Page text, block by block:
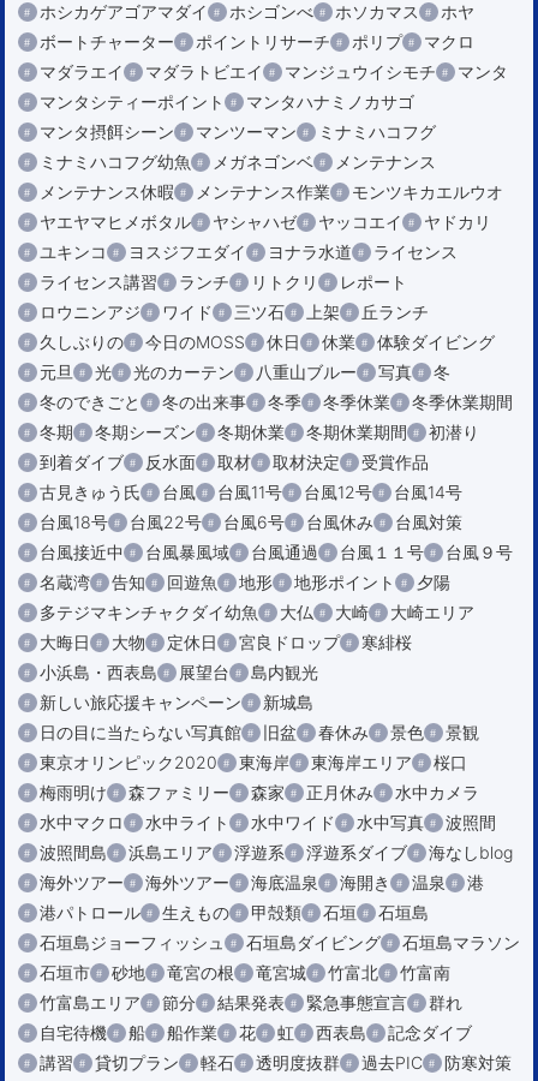
ホシカゲアゴアマダイ
ホシゴンべ ホソカマス
ホヤ
ボートチャーター
ポイントリサーチ ポリプ
マクロ
マダラエイ
マダラトビエイ マンジュウイシモチ
マンタ
マンタシティーポイント
マンタハナミノカサゴ
マンタ摂餌シーン
マンツーマン
ミナミハコフグ
ミナミハコフグ幼魚
メガネゴンベ
メンテナンス
メンテナンス休暇
メンテナンス作業
モンツキカエルウオ
ヤエヤマヒメボタル
ヤシャハゼ ヤッコエイ
ヤドカリ
ユキンコ
ヨスジフエダイ ヨナラ水道
ライセンス
ライセンス講習
ランチ リトクリ
レポート
ロウニンアジ
ワイド 三ツ石 上架
丘ランチ
久しぶりの
今日のMOSS 休日 休業
体験ダイビング
元旦
光 光のカーテン 八重山ブルー 写真
冬
冬のできごと
冬の出来事 冬季 冬季休業
冬季休業期間
冬期
冬期シーズン 冬期休業 冬期休業期間
初潜り
到着ダイブ
反水面 取材 取材決定
受賞作品
古見きゅう氏
台風 台風11号 台風12号
台風14号
台風18号
台風22号 台風6号 台風休み
台風対策
台風接近中
台風暴風域 台風通過 台風１１号
台風９号
名蔵湾
告知 回遊魚 地形 地形ポイント
夕陽
多テジマキンチャクダイ幼魚
大仏 大崎
大崎エリア
大晦日
大物 定休日 宮良ドロップ
寒緋桜
小浜島・西表島
展望台
島内観光
新しい旅応援キャンペーン
新城島
日の目に当たらない写真館
旧盆 春休み 景色
景観
東京オリンピック2020
東海岸 東海岸エリア
桜口
梅雨明け
森ファミリー 森家 正月休み
水中カメラ
水中マクロ
水中ライト 水中ワイド 水中写真
波照間
波照間島
浜島エリア 浮遊系 浮遊系ダイブ
海なしblog
海外ツアー
海外ツアー 海底温泉 海開き 温泉
港
港パトロール
生えもの 甲殻類 石垣
石垣島
石垣島ジョーフィッシュ
石垣島ダイビング
石垣島マラソン
石垣市
砂地 竜宮の根 竜宮城 竹富北
竹富南
竹富島エリア
節分 結果発表 緊急事態宣言
群れ
自宅待機
船 船作業 花 虹 西表島
記念ダイブ
講習
貸切プラン 軽石 透明度抜群 過去PIC
防寒対策